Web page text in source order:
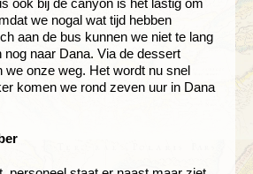
we nogal wat tijd hebben
aan de bus kunnen we niet te lang
nog naar Dana. Via de dessert
we onze weg. Het wordt nu snel
komen we rond zeven uur in Dana